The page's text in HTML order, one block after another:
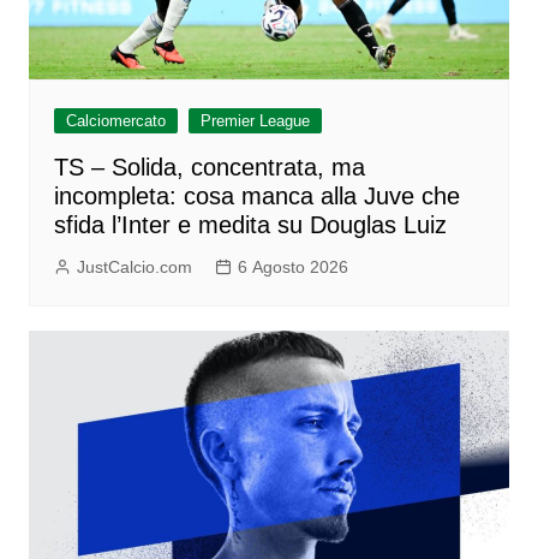
Calciomercato Premier League
TS – Solida, concentrata, ma
incompleta: cosa manca alla Juve che
sfida l’Inter e medita su Douglas Luiz
JustCalcio.com 6 Agosto 2026